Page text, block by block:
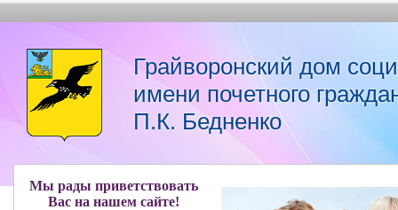
Грайворонский дом
имени почетного
П.К. Бедненко
Мы рады приветствовать
Вас на нашем сайте!